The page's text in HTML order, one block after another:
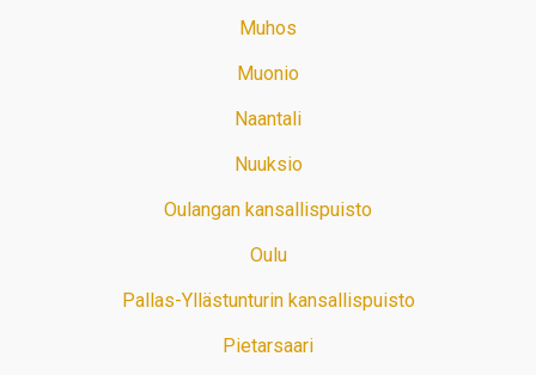
Muhos
Muonio
Naantali
Nuuksio
Oulangan kansallispuisto
Oulu
Pallas-Yllästunturin kansallispuisto
Pietarsaari